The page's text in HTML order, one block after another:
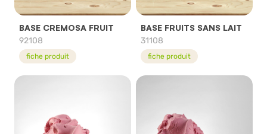
BASE CREMOSA FRUIT
92108
fiche produit
BASE FRUITS SANS LAIT
31108
fiche produit